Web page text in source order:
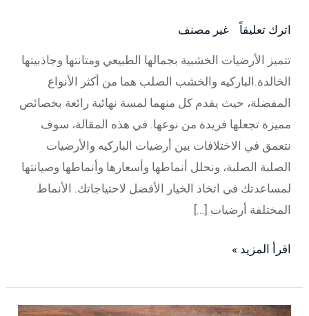
اترك تعليقاً /غير مصنف
تتميز الأرضيات الخشبية بجمالها الطبيعي ومتانتها وجاذبيتها
الخالدة.الباركيه والخشب الصلب هما من أكثر الأنواع
المفضلة، حيث يقدم كل منهما لمسة نهائية رائعة بخصائص
مميزة تجعلها فريدة من نوعها. في هذه المقالة، سوف
نتعمق في الاختلافات بين أرضيات الباركيه والأرضيات
الصلبة الصلبة، ونحلل أنماطها وأسعارها وأنماطها وصيانتها
لمساعدتك في اتخاذ الخيار الأفضل لاحتياجاتك. الأنماط
المختلفة أرضيات […]
اقرأ المزيد »